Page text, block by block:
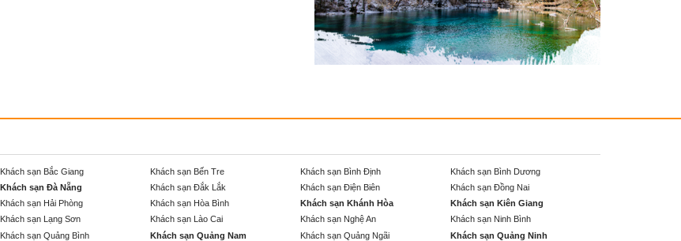
Khách sạn Bắc Giang Khách sạn Bến Tre Khách sạn Bình Định
Khách sạn Bình Dương
Khách sạn Đà Nẵng Khách sạn Đắk Lắk Khách sạn Điện Biên
Khách sạn Đồng Nai
Khách sạn Hải Phòng Khách sạn Hòa Bình Khách sạn Khánh Hòa
Khách sạn Kiên Giang
Khách sạn Lạng Sơn Khách sạn Lào Cai Khách sạn Nghệ An
Khách sạn Ninh Bình
Khách sạn Quảng Bình Khách sạn Quảng Nam Khách sạn Quảng Ngãi
Khách sạn Quảng Ninh